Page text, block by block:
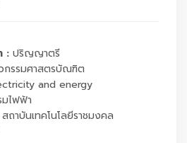
: ปริญญาตรี
กรรมศาสตรบัณฑิต
and energy
ไฟฟ้า
สถาบันเทคโนโลยีราชมงคล